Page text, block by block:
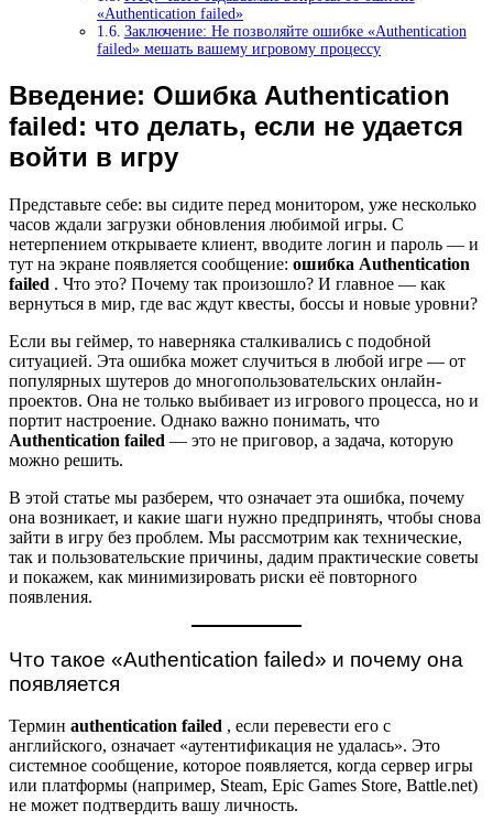
«Authentication failed»
Заключение: Не позволяйте ошибке «Authentication
failed» мешать вашему игровому процессу
Введение: Ошибка Authentication
failed: что делать, если не удается
войти в игру
Представьте себе: вы сидите перед монитором, уже несколько
часов ждали загрузки обновления любимой игры. С
нетерпением открываете клиент, вводите логин и пароль — и
тут на экране появляется сообщение: ошибка Authentication
failed . Что это? Почему так произошло? И главное — как
вернуться в мир, где вас ждут квесты, боссы и новые уровни?
Если вы геймер, то наверняка сталкивались с подобной
ситуацией. Эта ошибка может случиться в любой игре — от
популярных шутеров до многопользовательских онлайн-
проектов. Она не только выбивает из игрового процесса, но и
портит настроение. Однако важно понимать, что
Authentication failed — это не приговор, а задача, которую
можно решить.
В этой статье мы разберем, что означает эта ошибка, почему
она возникает, и какие шаги нужно предпринять, чтобы снова
зайти в игру без проблем. Мы рассмотрим как технические,
так и пользовательские причины, дадим практические советы
и покажем, как минимизировать риски её повторного
появления.
Что такое «Authentication failed» и почему она
появляется
Термин authentication failed , если перевести его с
английского, означает «аутентификация не удалась». Это
системное сообщение, которое появляется, когда сервер игры
или платформы (например, Steam, Epic Games Store, Battle.net)
не может подтвердить вашу личность.